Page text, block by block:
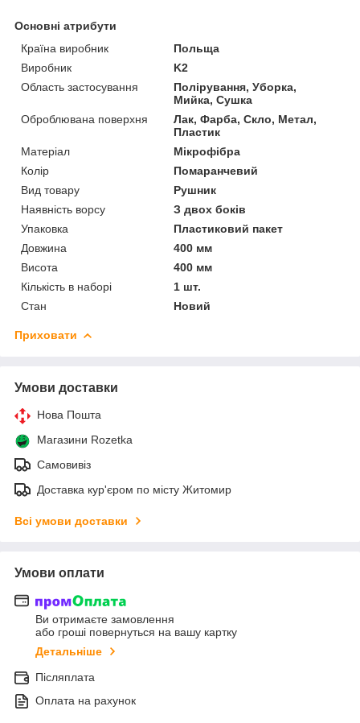
Основні атрибути
Країна виробник
Польща
Виробник
K2
Область застосування
Полірування, Уборка,
Мийка, Сушка
Оброблювана поверхня
Лак, Фарба, Скло, Метал,
Пластик
Матеріал
Мікрофібра
Колір
Помаранчевий
Вид товару
Рушник
Наявність ворсу
З двох боків
Упаковка
Пластиковий пакет
Довжина
400 мм
Висота
400 мм
Кількість в наборі
1 шт.
Стан
Новий
Приховати
Умови доставки
Нова Пошта
Магазини Rozetka
Самовивіз
Доставка кур'єром по місту Житомир
Всі умови доставки
Умови оплати
Ви отримаєте замовлення
або гроші повернуться на вашу картку
Детальніше
Післяплата
Оплата на рахунок